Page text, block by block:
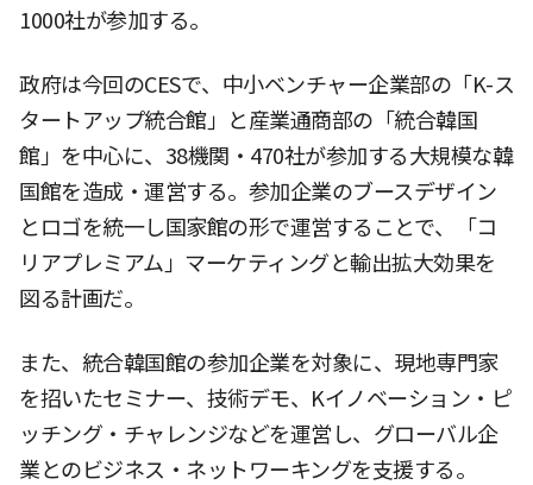
1000社が参加する。
政府は今回のCESで、中小ベンチャー企業部の「K-ス
タートアップ統合館」と産業通商部の「統合韓国
館」を中心に、38機関・470社が参加する大規模な韓
国館を造成・運営する。参加企業のブースデザイン
とロゴを統一し国家館の形で運営することで、「コ
リアプレミアム」マーケティングと輸出拡大効果を
図る計画だ。
また、統合韓国館の参加企業を対象に、現地専門家
を招いたセミナー、技術デモ、Kイノベーション・ピ
ッチング・チャレンジなどを運営し、グローバル企
業とのビジネス・ネットワーキングを支援する。